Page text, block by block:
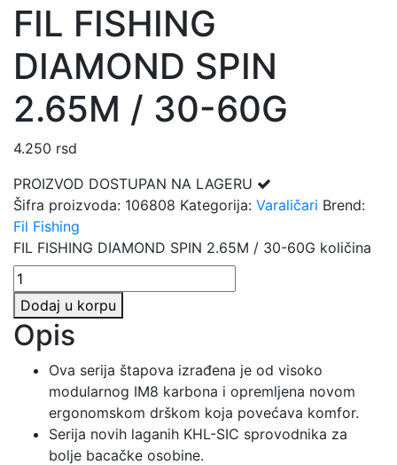
FIL FISHING
DIAMOND SPIN
2.65M / 30-60G
4.250 rsd
PROIZVOD DOSTUPAN NA LAGERU
Šifra proizvoda: 106808 Kategorija: Varaličari Brend:
Fil Fishing
FIL FISHING DIAMOND SPIN 2.65M / 30-60G količina
Dodaj u korpu
Opis
Ova serija štapova izrađena je od visoko
modularnog IM8 karbona i opremljena novom
ergonomskom drškom koja povećava komfor.
Serija novih laganih KHL-SIC sprovodnika za
bolje bacačke osobine.